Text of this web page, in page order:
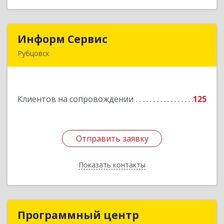
Информ Сервис
Рубцовск
Клиентов на сопровождении 125
Отправить заявку
Показать контакты
Подробнее
Отправить заявку
Назад
Программный центрПрограммный центр